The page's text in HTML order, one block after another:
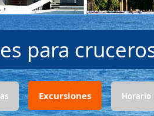
para
Excursiones Horario